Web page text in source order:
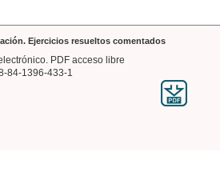
Ejercicios resueltos comentados
PDF acceso libre
84-1396-433-1